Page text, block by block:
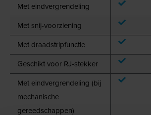
Met eindvergrendeling
Met snij-voorziening
Met draadstripfunctie
Geschikt voor RJ-stekker
Met eindvergrendeling (bij
mechanische
gereedschappen)